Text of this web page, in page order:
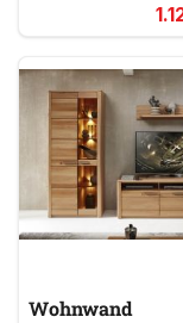
Wohnwand